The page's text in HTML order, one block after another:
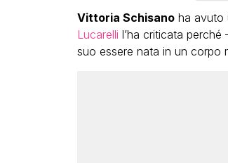
Vittoria Schisanoha avuto
Lucarelli l’ha criticata perché
suo essere nata in un corpo